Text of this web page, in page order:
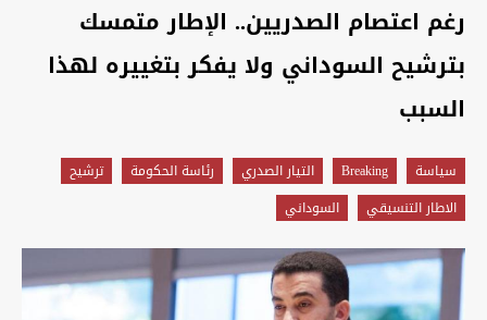
رغم اعتصام الصدريين.. الإطار متمسك
بترشيح السوداني ولا يفكر بتغييره لهذا
السبب
سیاسة Breaking التيار الصدري رئاسة الحكومة
ترشيح
الاطار التنسيقي
السوداني